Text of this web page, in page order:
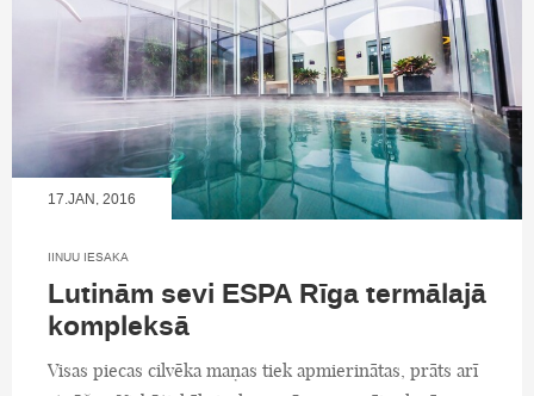
17.JAN, 2016
IINUU IESAKA
Lutinām sevi ESPA Rīga termālajā
kompleksā
Visas piecas cilvēka maņas tiek apmierinātas, prāts arī